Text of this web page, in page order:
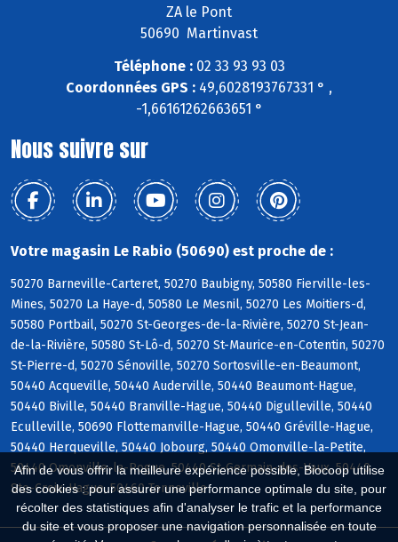
Afin de vous offrir la meilleure expérience possible, Biocoop utilise
des cookies : pour assurer une performance optimale du site, pour
récolter des statistiques afin d'analyser le trafic et la performance
du site et vous proposer une navigation personnalisée en toute
ZA le Pont
50690 Martinvast
Téléphone :02 33 93 93 03
Coordonnées GPS : 49,6028193767331 ° ,
-1,66161262663651 °
Nous suivre sur
Votre magasin Le Rabio (50690) est proche de :
50270 Barneville-Carteret, 50270 Baubigny, 50580 Fierville-les-
Mines, 50270 La Haye-d, 50580 Le Mesnil, 50270 Les Moitiers-d,
50580 Portbail, 50270 St-Georges-de-la-Rivière, 50270 St-Jean-
de-la-Rivière, 50580 St-Lô-d, 50270 St-Maurice-en-Cotentin, 50270
St-Pierre-d, 50270 Sénoville, 50270 Sortosville-en-Beaumont,
50440 Acqueville, 50440 Auderville, 50440 Beaumont-Hague,
50440 Biville, 50440 Branville-Hague, 50440 Digulleville, 50440
Eculleville, 50690 Flottemanville-Hague, 50440 Gréville-Hague,
50440 Herqueville, 50440 Jobourg, 50440 Omonville-la-Petite,
50440 Omonville-la-Rogue, 50440 St-Germain-des-Vaux, 50440
Ste-Croix-Hague, 50460 Tonneville